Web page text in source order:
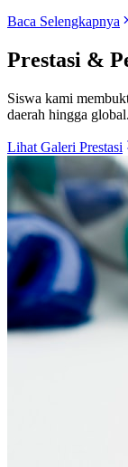
Baca Selengkapnya
Prestasi &
Siswa kami
daerah hingga global.
Lihat Galeri Prestasi